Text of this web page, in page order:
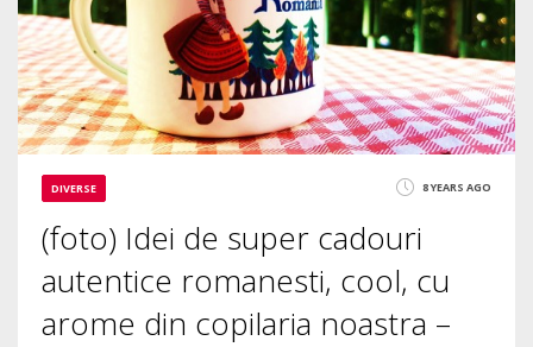
DIVERSE 8 YEARS AGO
(foto) Idei de super cadouri
autentice romanesti, cool, cu
arome din copilaria noastra –